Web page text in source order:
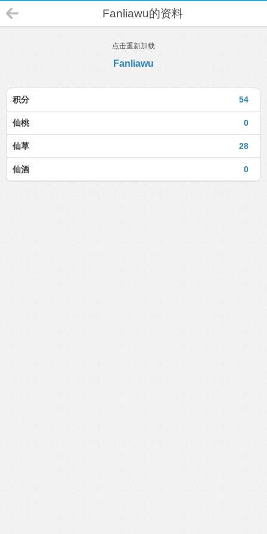
Fanliawu的资料
点击重新加载
Fanliawu
54
积分
0
仙桃
28
仙草
0
仙酒